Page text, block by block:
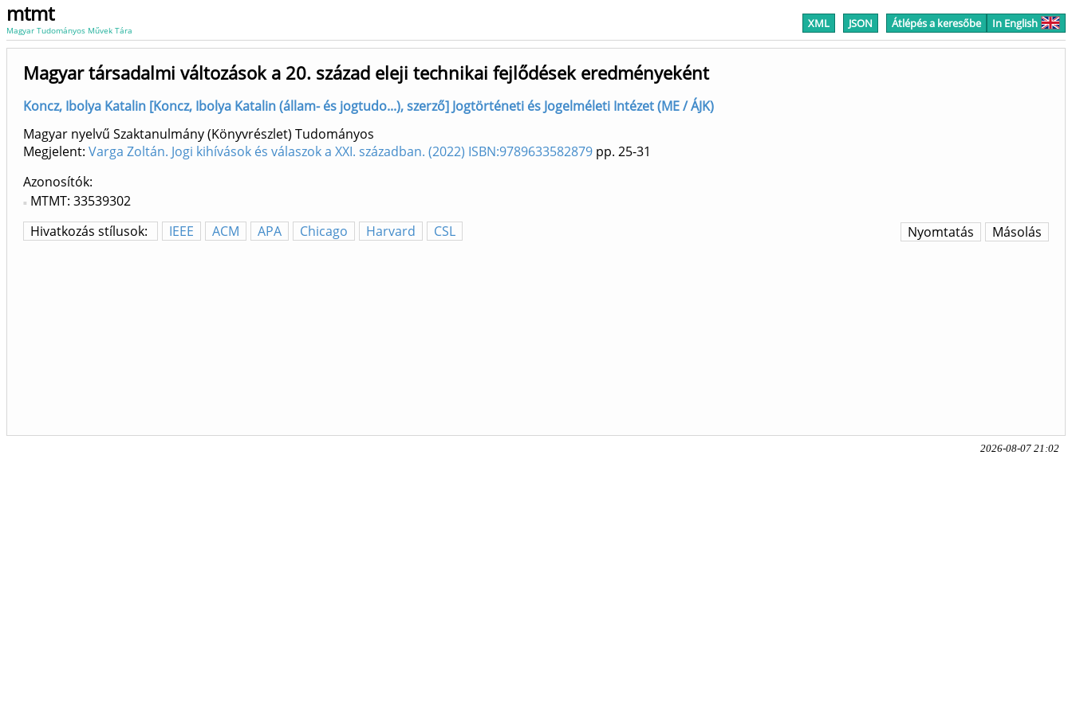
mtmt
Magyar Tudományos Művek Tára XML JSON Átlépés a keresőbe In English
Magyar társadalmi változások a 20. század eleji technikai fejlődések eredményeként
Koncz, Ibolya Katalin [Koncz, Ibolya Katalin (állam- és jogtudo...), szerző] Jogtörténeti és Jogelméleti Intézet (ME / ÁJK)
Magyar nyelvű Szaktanulmány (Könyvrészlet) Tudományos
Megjelent: Varga Zoltán. Jogi kihívások és válaszok a XXI. században. (2022) ISBN:9789633582879 pp. 25-31
Azonosítók
MTMT: 33539302
Hivatkozás stílusok:
IEEE ACM APA Chicago Harvard CSL Másolás
Nyomtatás
2026-08-07 21:02